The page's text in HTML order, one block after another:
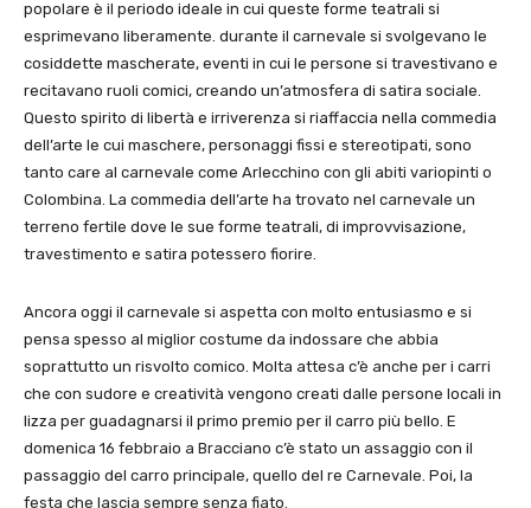
popolare è il periodo ideale in cui queste forme teatrali si
esprimevano liberamente. durante il carnevale si svolgevano le
cosiddette mascherate, eventi in cui le persone si travestivano e
recitavano ruoli comici, creando un’atmosfera di satira sociale.
Questo spirito di libertà e irriverenza si riaffaccia nella commedia
dell’arte le cui maschere, personaggi fissi e stereotipati, sono
tanto care al carnevale come Arlecchino con gli abiti variopinti o
Colombina. La commedia dell’arte ha trovato nel carnevale un
terreno fertile dove le sue forme teatrali, di improvvisazione,
travestimento e satira potessero fiorire.
Ancora oggi il carnevale si aspetta con molto entusiasmo e si
pensa spesso al miglior costume da indossare che abbia
soprattutto un risvolto comico. Molta attesa c’è anche per i carri
che con sudore e creatività vengono creati dalle persone locali in
lizza per guadagnarsi il primo premio per il carro più bello. E
domenica 16 febbraio a Bracciano c’è stato un assaggio con il
passaggio del carro principale, quello del re Carnevale. Poi, la
festa che lascia sempre senza fiato.